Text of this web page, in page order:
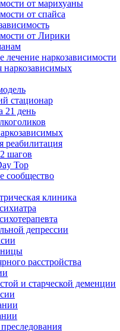
от марихуаны
от спайса
от Лирики
лечение наркозависимости
наркозависимых
стационар
21 день
реабилитация
шагов
Top
сообщество
клиника
депрессии
расстройства
и старческой деменции